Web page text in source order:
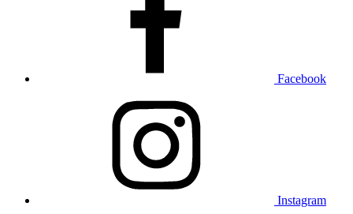
Facebook
Instagram